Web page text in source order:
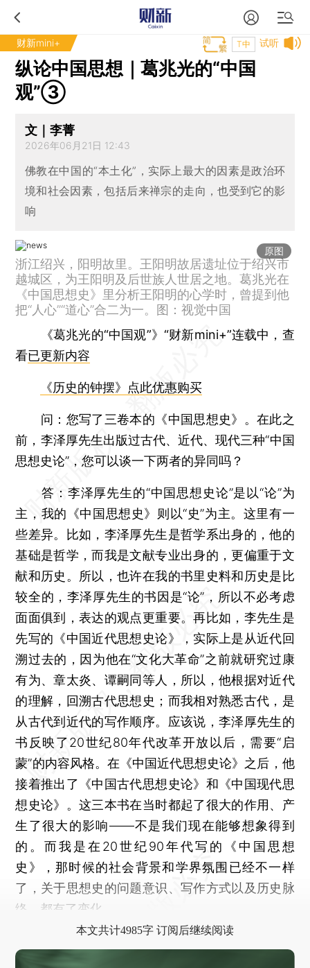
财新mini+ 试听
T中
纵论中国思想｜葛兆光的“中国
观”③
文｜李菁
2026年06月21日 12:43
佛教在中国的“本土化”，实际上最大的因素是政治环
境和社会因素，包括后来禅宗的走向，也受到它的影
响
原图
浙江绍兴，阳明故里。王阳明故居遗址位于绍兴市
越城区，为王阳明及后世族人世居之地。葛兆光在
《中国思想史》里分析王阳明的心学时，曾提到他
把“人心”“道心”合二为一。图：视觉中国
《葛兆光的“中国观”》“财新mini+”连载中，查
看已更新内容
《历史的钟摆》点此优惠购买
问： 您写了三卷本的《中国思想史》。在此之
前，李泽厚先生出版过古代、近代、现代三种“中国
思想史论”，您可以谈一下两者的异同吗？
答： 李泽厚先生的“中国思想史论”是以“论”为
主，我的《中国思想史》则以“史”为主。这里有一
些差异。比如，李泽厚先生是哲学系出身的，他的
基础是哲学，而我是文献专业出身的，更偏重于文
献和历史。所以，也许在我的书里史料和历史是比
较全的，李泽厚先生的书因是“论”，所以不必考虑
面面俱到，表达的观点更重要。再比如，李先生是
先写的《中国近代思想史论》，实际上是从近代回
溯过去的，因为他在“文化大革命”之前就研究过康
有为、章太炎、谭嗣同等人，所以，他根据对近代
的理解，回溯古代思想史；而我相对熟悉古代，是
从古代到近代的写作顺序。应该说，李泽厚先生的
书反映了20世纪80年代改革开放以后，需要“启
蒙”的内容风格。在《中国近代思想史论》之后，他
接着推出了《中国古代思想史论》和《中国现代思
想史论》。这三本书在当时都起了很大的作用、产
生了很大的影响——不是我们现在能够想象得到
的。而我是在20世纪90年代写的《中国思想
史》，那时候的社会背景和学界氛围已经不一样
了，关于思想史的问题意识、写作方式以及历史脉
络，都有了变化。
本文共计4985字 订阅后继续阅读